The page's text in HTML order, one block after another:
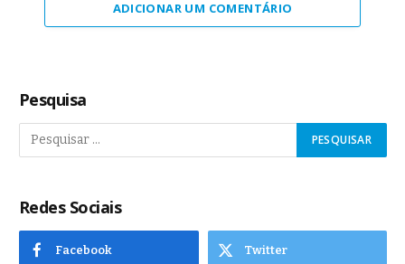
ADICIONAR UM COMENTÁRIO
Pesquisa
Redes Sociais
Facebook Twitter